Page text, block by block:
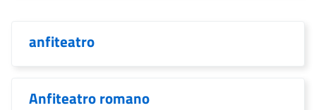
anfiteatro
Anfiteatro romano